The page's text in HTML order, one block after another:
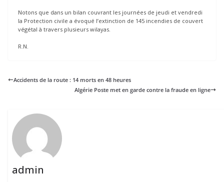
Notons que dans un bilan couvrant les journées de jeudi et vendredi
la Protection civile a évoqué l’extinction de 145 incendies de couvert
végétal à travers plusieurs wilayas.
R.N.
Accidents de la route : 14 morts en 48 heures
Algérie Poste met en garde contre la fraude en ligne
admin